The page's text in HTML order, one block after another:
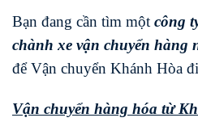
Bạn đang cần tìm một công
chành xe vận chuyển hàng
để Vận chuyển Khánh Hòa
Vận chuyển hàng hóa từ